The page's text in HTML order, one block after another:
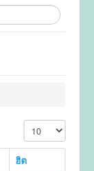
แสดง #
ฮิต